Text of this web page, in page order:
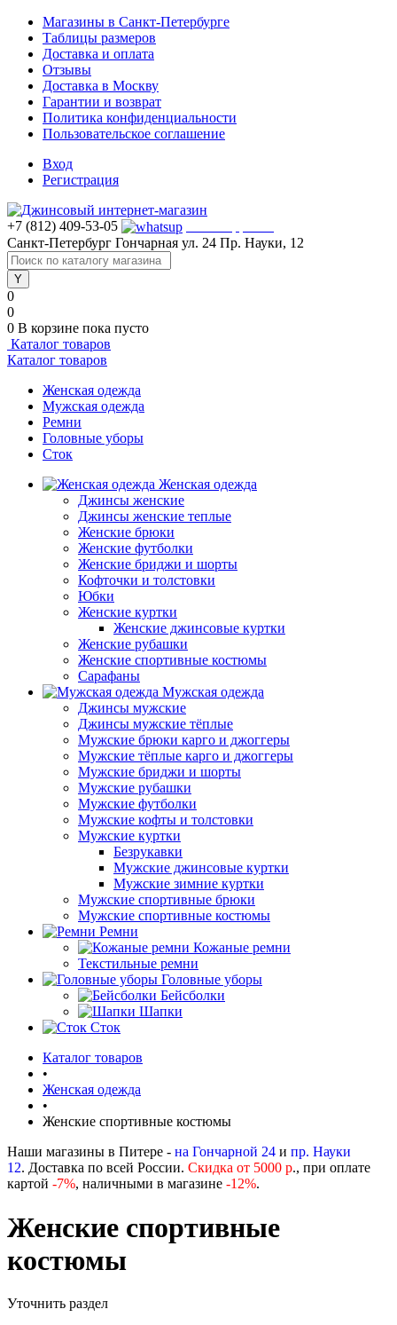
Магазины в Санкт-Петербурге
Таблицы размеров
Доставка и оплата
Отзывы
Доставка в Москву
Гарантии и возврат
Политика конфиденциальности
Пользовательское соглашение
Вход
Регистрация
+7 (812) 409-53-05
Санкт-Петербург Гончарная ул. 24 Пр. Науки, 12
0
0
0 В корзине пока пусто
Каталог товаров
Каталог товаров
Женская одежда
Мужская одежда
Ремни
Головные уборы
Сток
Женская одежда
Джинсы женские
Джинсы женские теплые
Женские брюки
Женские футболки
Женские бриджи и шорты
Кофточки и толстовки
Юбки
Женские куртки
Женские джинсовые куртки
Женские рубашки
Женские спортивные костюмы
Сарафаны
Мужская одежда
Джинсы мужские
Джинсы мужские тёплые
Мужские брюки карго и джоггеры
Мужские тёплые карго и джоггеры
Мужские бриджи и шорты
Мужские рубашки
Мужские футболки
Мужские кофты и толстовки
Мужские куртки
Безрукавки
Мужские джинсовые куртки
Мужские зимние куртки
Мужские спортивные брюки
Мужские спортивные костюмы
Ремни
Кожаные ремни
Текстильные ремни
Головные уборы
Бейсболки
Шапки
Сток
Каталог товаров
•
Женская одежда
•
Женские спортивные костюмы
Наши магазины в Питере - на Гончарной 24 и пр. Науки
12. Доставка по всей России. Скидка от 5000 р., при оплате
картой -7%, наличными в магазине -12%.
Женские спортивные
костюмы
Уточнить раздел